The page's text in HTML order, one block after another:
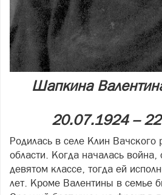
Шапкина
20.07.1924 –
Родилась в селе Клин Вачского
области. Когда началась война,
девятом классе, тогда ей
лет. Кроме Валентины в семье